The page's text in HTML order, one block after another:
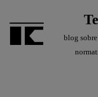
al
blog